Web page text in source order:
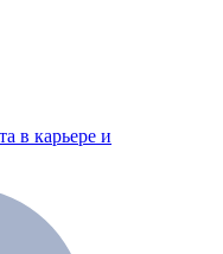
в карьере и